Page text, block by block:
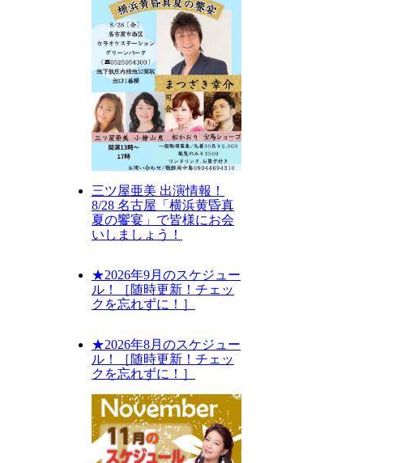
三ツ屋亜美 出演情報！
8/28 名古屋「横浜黄昏真
夏の饗宴」で皆様にお会
いしましょう！
★2026年9月のスケジュー
ル！［随時更新！チェッ
クを忘れずに！］
★2026年8月のスケジュー
ル！［随時更新！チェッ
クを忘れずに！］